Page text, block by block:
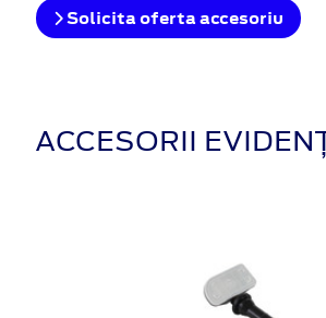
Solicita oferta accesoriu
ACCESORII